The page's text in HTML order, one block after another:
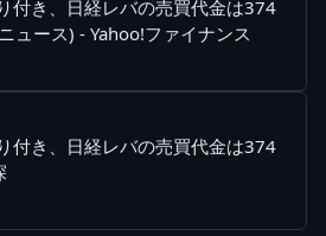
付き、日経レバの売買代金は374
ュース) - Yahoo!ファイナンス
付き、日経レバの売買代金は374